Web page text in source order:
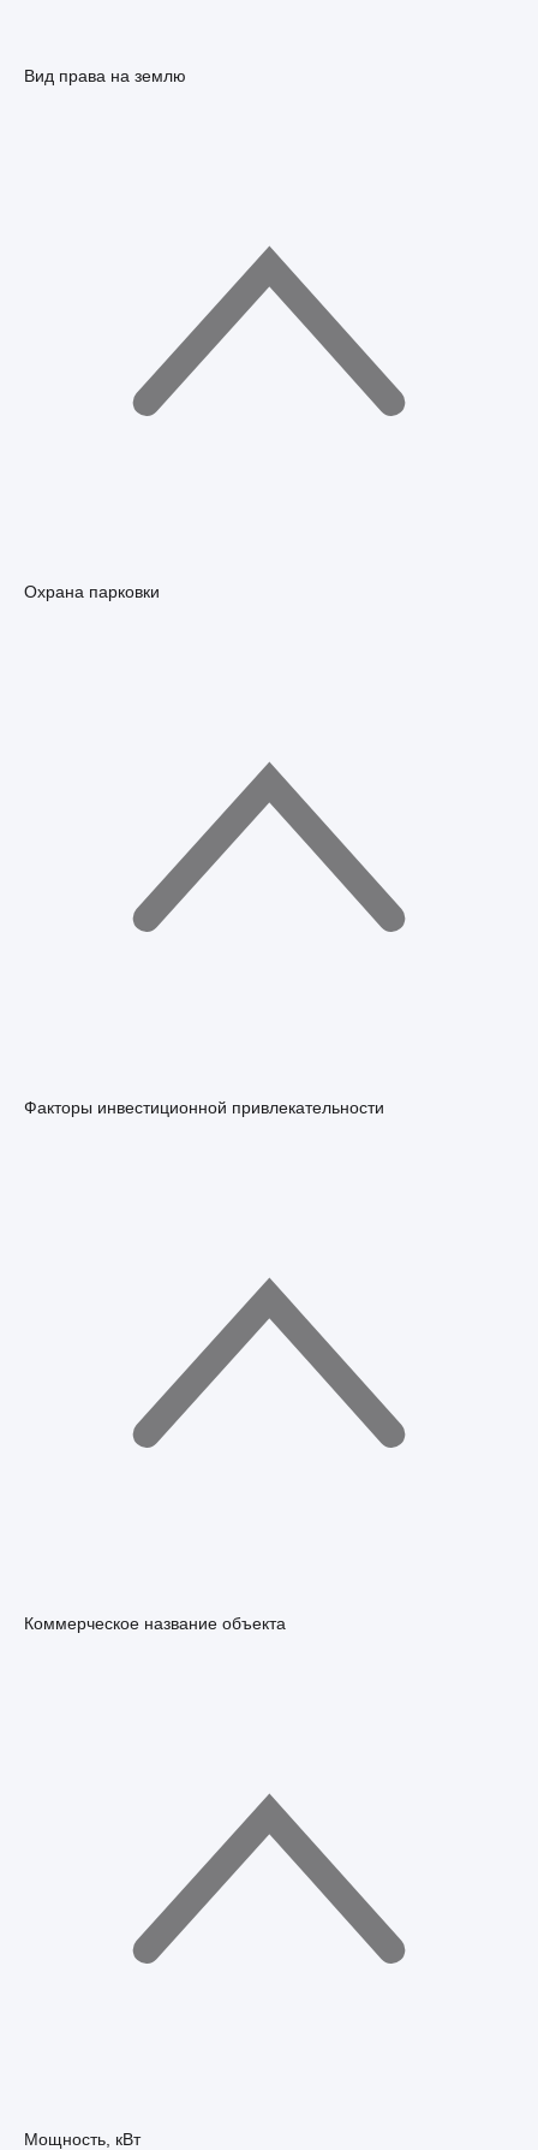
Вид права на землю
Охрана парковки
Факторы инвестиционной привлекательности
Коммерческое название объекта
Мощность, кВт